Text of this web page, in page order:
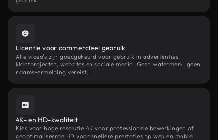
Licentie voor commercieel gebruik
Alle video's zijn goedgekeurd voor gebruik in advertenties,
klantprojecten, websites en sociale media. Geen watermerk, geen
naamsvermelding vereist.
4K- en HD-kwaliteit
Kies voor hoge resolutie 4K voor professionele bewerkingen of
geoptimaliseerde HD voor snellere prestaties op web en mobiel.